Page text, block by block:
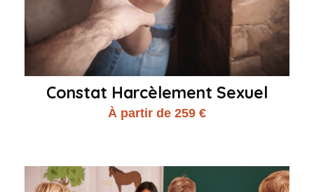
Constat Harcèlement Sexuel
À partir de 259 €